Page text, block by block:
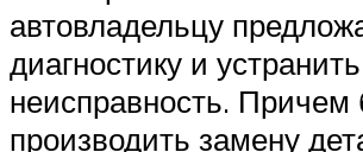
автовладельцу
диагностику и устранить
неисправность. Причем
производить замену